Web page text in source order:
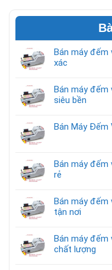
Bán máy đếm
xác
Bán máy đếm
siêu bền
Bán Máy
Bán máy đếm
rẻ
Bán máy
tận nơi
Bán máy đếm
chất lượng